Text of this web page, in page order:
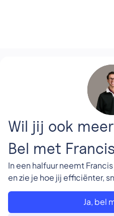
Wil jij ook
Bel met
In een halfuur neemt
en zie je hoe jij efficiënter,
Ja, bel